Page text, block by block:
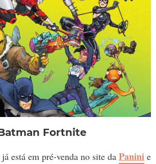
Fortnite
está em pré-venda no site da Panini e